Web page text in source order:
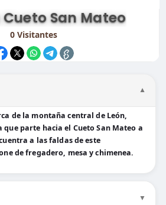
San Mateo
0Visitantes
▼
de la montaña central de León,
parte hacia el Cueto San Mateo a
a las faldas de este
de fregadero, mesa y chimenea.
▼